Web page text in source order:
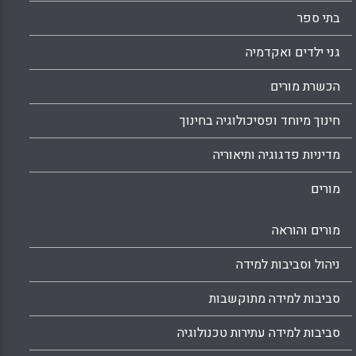
בתי ספר
גני ילדים ואקדמיה
הכשרת מורים
חינוך מיוחד ופסיכולוגיה בחינוך
מדיניות פדגוגיה ותיאוריה
מורים
מורים והוראה
ניהול וסביבות למידה
סביבות למידה מתוקשבות
סביבות למידה עתירות טכנולוגיה